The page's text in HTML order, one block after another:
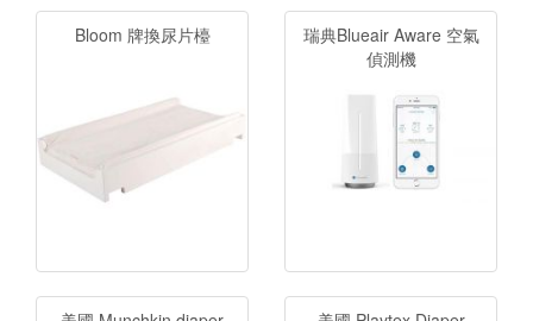
Bloom 牌換尿片檯
瑞典Blueair Aware 空氣
偵測機